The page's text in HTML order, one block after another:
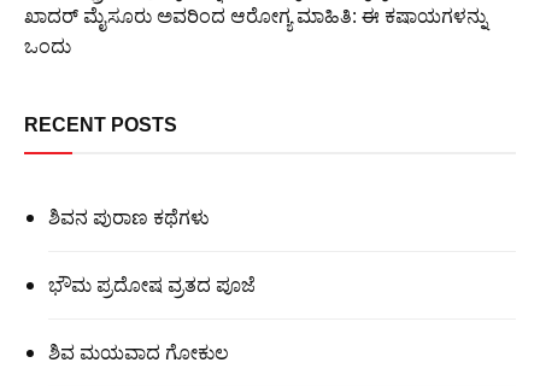
ಖಾದರ್ ಮೈಸೂರು ಅವರಿಂದ ಆರೋಗ್ಯ ಮಾಹಿತಿ: ಈ ಕಷಾಯಗಳನ್ನು
ಒಂದು
RECENT POSTS
ಶಿವನ ಪುರಾಣ ಕಥೆಗಳು
ಭೌಮ ಪ್ರದೋಷ ವ್ರತದ ಪೂಜೆ
ಶಿವ ಮಯವಾದ ಗೋಕುಲ